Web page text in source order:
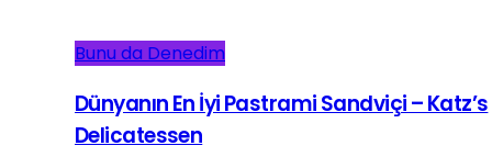
Bunu da Denedim
Dünyanın En İyi Pastrami Sandviçi – Katz’s
Delicatessen